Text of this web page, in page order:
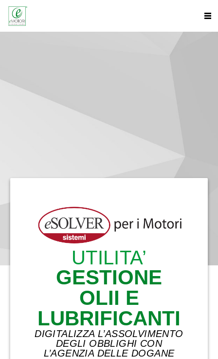
UTILITA’
GESTIONE
OLII E
LUBRIFICANTI
DIGITALIZZA L’ASSOLVIMENTO
DEGLI OBBLIGHI CON
L’AGENZIA DELLE DOGANE